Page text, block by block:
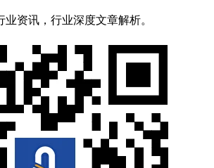
业资讯，行业深度文章解析。